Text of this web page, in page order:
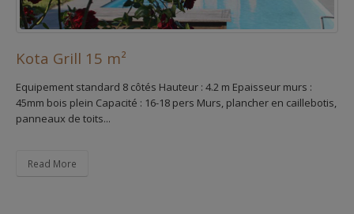
Kota Grill 15 m²
Equipement standard 8 côtés Hauteur : 4.2 m Epaisseur murs :
45mm bois plein Capacité : 16-18 pers Murs, plancher en caillebotis,
panneaux de toits...
Read More